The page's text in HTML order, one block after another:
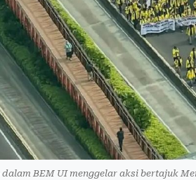
BEM UI menggelar aksi bertajuk